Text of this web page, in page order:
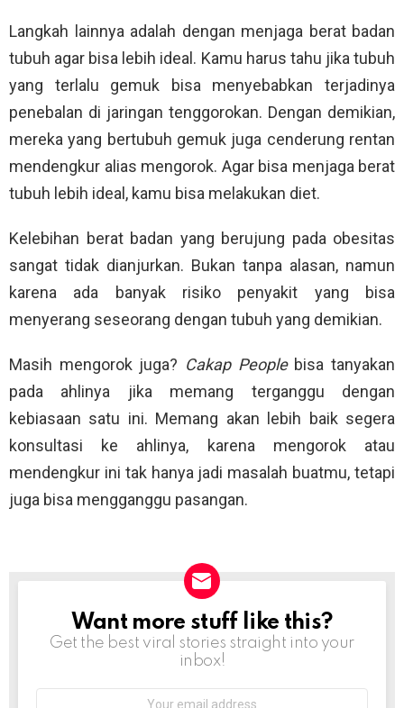
Langkah lainnya adalah dengan menjaga berat badan
tubuh agar bisa lebih ideal. Kamu harus tahu jika tubuh
yang terlalu gemuk bisa menyebabkan terjadinya
penebalan di jaringan tenggorokan. Dengan demikian,
mereka yang bertubuh gemuk juga cenderung rentan
mendengkur alias mengorok. Agar bisa menjaga berat
tubuh lebih ideal, kamu bisa melakukan diet.
Kelebihan berat badan yang berujung pada obesitas
sangat tidak dianjurkan. Bukan tanpa alasan, namun
karena ada banyak risiko penyakit yang bisa
menyerang seseorang dengan tubuh yang demikian.
Masih mengorok juga? Cakap Peoplebisa tanyakan
pada ahlinya jika memang terganggu dengan
kebiasaan satu ini. Memang akan lebih baik segera
konsultasi ke ahlinya, karena mengorok atau
mendengkur ini tak hanya jadi masalah buatmu, tetapi
juga bisa mengganggu pasangan.
NEWSLETTER
Want more stuff like this?
Get the best viral stories straight into your
inbox!